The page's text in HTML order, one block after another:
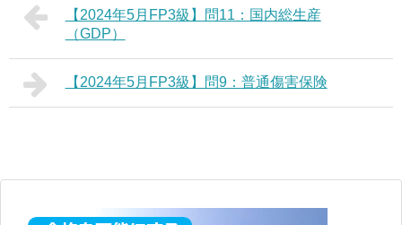
【2024年5月FP3級】問11：国内総生産
（GDP）
【2024年5月FP3級】問9：普通傷害保険